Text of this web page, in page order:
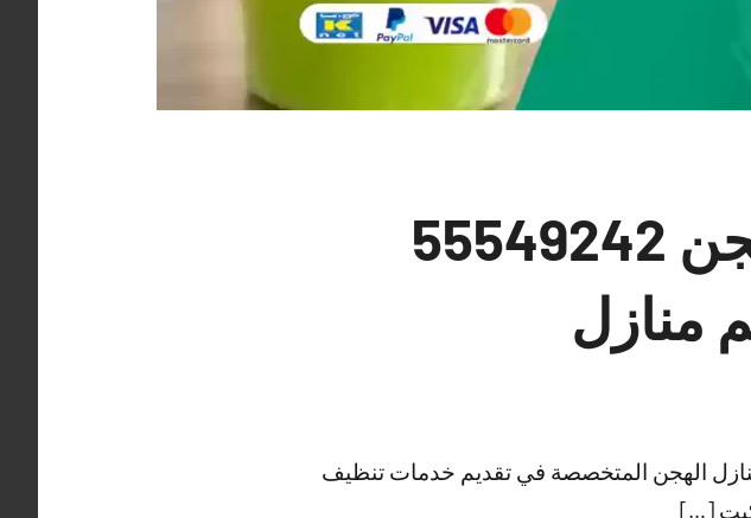
شركات تنظيف منازل الهجن 55549242
منازل
الهجن المتخصصة في تقديم خدمات تنظيف
[…]